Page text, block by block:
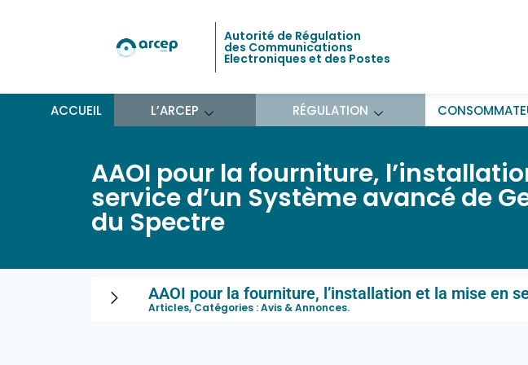
Autorité de Régulation
des Communications
Electroniques et des Postes
ACCUEIL L’ARCEP RÉGULATION
AAOI pour la fourniture,
service d’un Système avancé de
du Spectre
AAOI pour la fourniture, l’installation et la mise en
Articles, Catégories :Avis & Annonces.